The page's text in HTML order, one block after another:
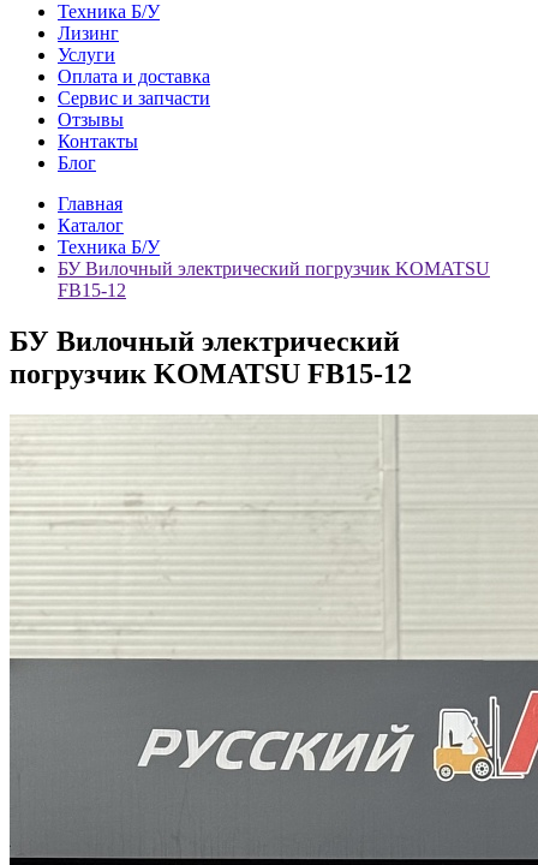
Техника Б/У
Лизинг
Услуги
Оплата и доставка
Сервис и запчасти
Отзывы
Контакты
Блог
Главная
Каталог
Техника Б/У
БУ Вилочный электрический погрузчик KOMATSU
FB15-12
БУ Вилочный электрический
погрузчик KOMATSU FB15-12